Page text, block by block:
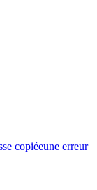
copiéeune erreur